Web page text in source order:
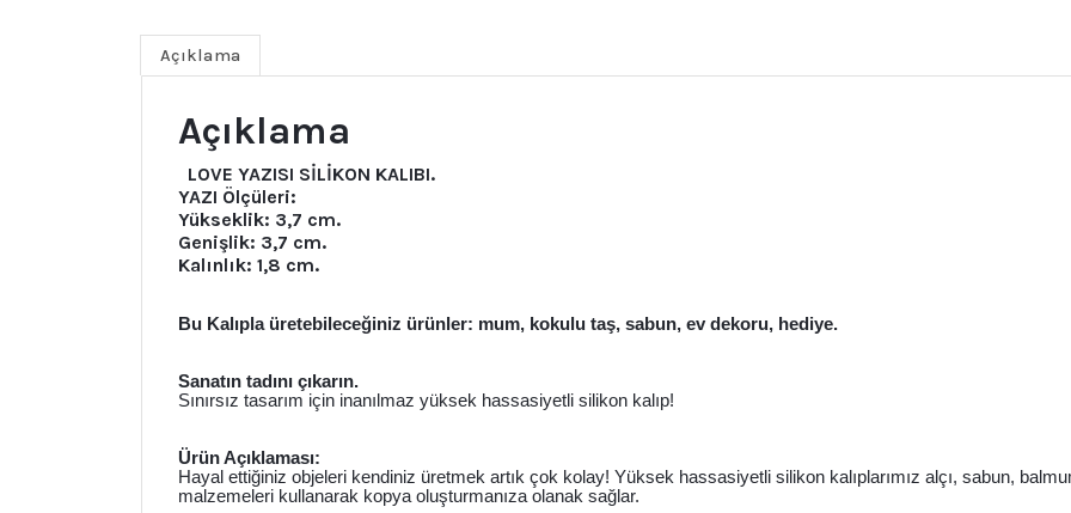
Açıklama
Açıklama
LOVE YAZISI SİLİKON KALIBI.
YAZI Ölçüleri:
Yükseklik: 3,7 cm.
Genişlik: 3,7 cm.
Kalınlık: 1,8 cm.
Bu Kalıpla üretebileceğiniz ürünler: mum, kokulu taş, sabun, ev dekoru, hediye.
Sanatın tadını çıkarın.
Sınırsız tasarım için inanılmaz yüksek hassasiyetli silikon kalıp!
Ürün Açıklaması:
Hayal ettiğiniz objeleri kendiniz üretmek artık çok kolay! Yüksek hassasiyetli silikon kalıplarımız alçı, sabun,
malzemeleri kullanarak kopya oluşturmanıza olanak sağlar.